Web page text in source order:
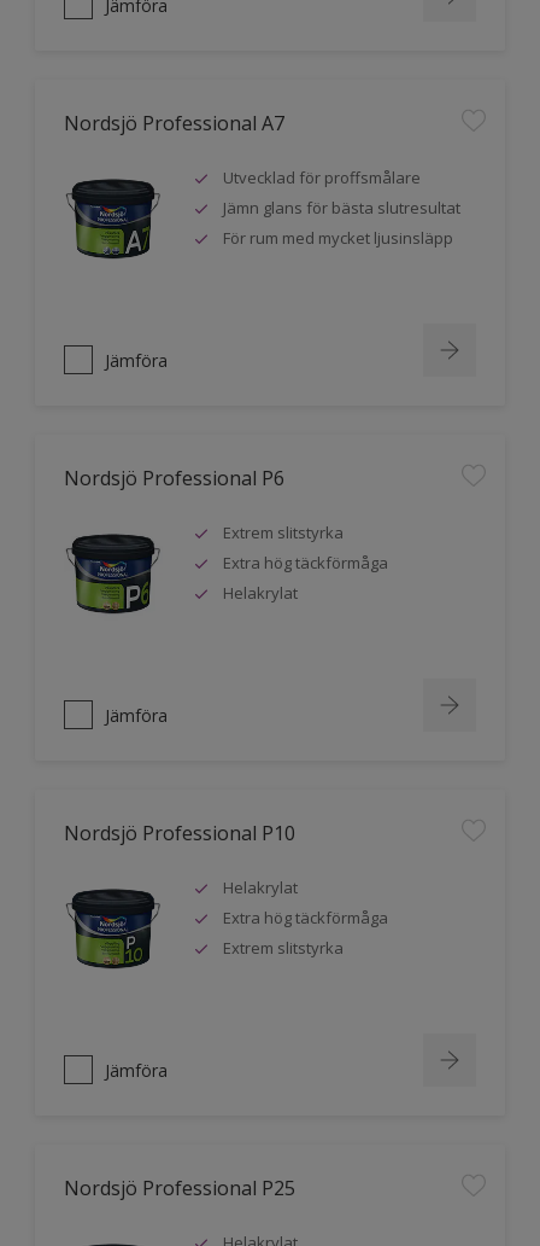
Jämföra
Nordsjö Professional A7
Utvecklad för proffsmålare
Jämn glans för bästa slutresultat
För rum med mycket ljusinsläpp
Jämföra
Nordsjö Professional P6
Extrem slitstyrka
Extra hög täckförmåga
Helakrylat
Jämföra
Nordsjö Professional P10
Helakrylat
Extra hög täckförmåga
Extrem slitstyrka
Jämföra
Nordsjö Professional P25